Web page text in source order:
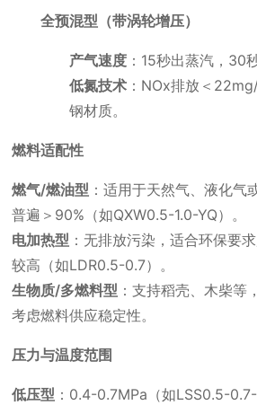
全预混型（带涡轮增压）
产气速度 ：15秒出蒸汽，30
低氮技术 ：NOx排放＜
钢材质。
燃料适配性
燃气/燃油型 ：适用于天然气、液化气
普遍＞90%（如QXW0.5-1.0-YQ）。
电加热型 ：无排放污染，适合环保要
较高（如LDR0.5-0.7）。
生物质/多燃料型 ：支持稻壳、木柴等
考虑燃料供应稳定性。
压力与温度范围
低压型 ：0.4-0.7MPa（如LSS0.5-